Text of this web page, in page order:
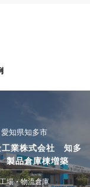
愛知県知多市
工業株式会社 知多
品倉庫棟増築
場・物流倉庫